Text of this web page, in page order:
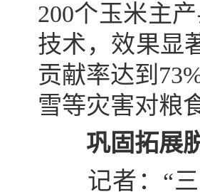
200个玉米主
技术，效果显
贡献率达到
雪等灾害对粮
巩固拓展
记者：“三